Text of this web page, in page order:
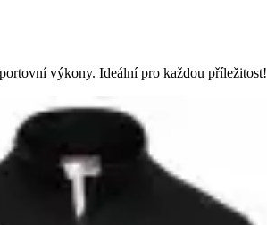
výkony. Ideální pro každou příležitost!